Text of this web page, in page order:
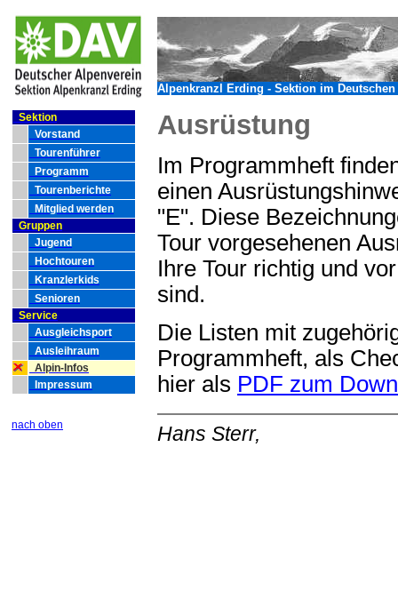
Alpenkranzl Erding - Sektion im Deutschen
Sektion
Vorstand
Tourenführer
Programm
Tourenberichte
Mitglied werden
Gruppen
Jugend
Hochtouren
Kranzlerkids
Senioren
Service
Ausgleichsport
Ausleihraum
Alpin-Infos
Impressum
Ausrüstung
Im Programmheft
einen
"E". Diese
Tour vorgesehenen
Ihre Tour richtig und
sind.
Die Listen mit
Programmheft, als
hier als PDF zum
nach oben Hans Sterr,